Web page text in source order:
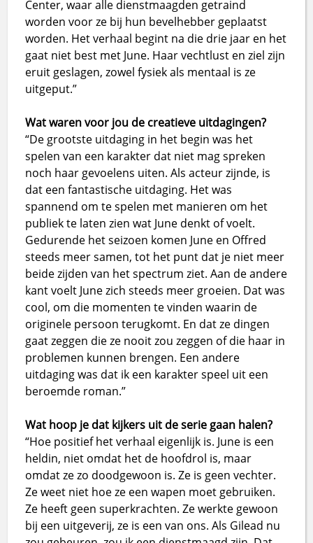
Center, waar alle dienstmaagden getraind
worden voor ze bij hun bevelhebber geplaatst
worden. Het verhaal begint na die drie jaar en het
gaat niet best met June. Haar vechtlust en ziel zijn
eruit geslagen, zowel fysiek als mentaal is ze
uitgeput.”
Wat waren voor jou de creatieve uitdagingen?
“De grootste uitdaging in het begin was het
spelen van een karakter dat niet mag spreken
noch haar gevoelens uiten. Als acteur zijnde, is
dat een fantastische uitdaging. Het was
spannend om te spelen met manieren om het
publiek te laten zien wat June denkt of voelt.
Gedurende het seizoen komen June en Offred
steeds meer samen, tot het punt dat je niet meer
beide zijden van het spectrum ziet. Aan de andere
kant voelt June zich steeds meer groeien. Dat was
cool, om die momenten te vinden waarin de
originele persoon terugkomt. En dat ze dingen
gaat zeggen die ze nooit zou zeggen of die haar in
problemen kunnen brengen. Een andere
uitdaging was dat ik een karakter speel uit een
beroemde roman.”
Wat hoop je dat kijkers uit de serie gaan halen?
“Hoe positief het verhaal eigenlijk is. June is een
heldin, niet omdat het de hoofdrol is, maar
omdat ze zo doodgewoon is. Ze is geen vechter.
Ze weet niet hoe ze een wapen moet gebruiken.
Ze heeft geen superkrachten. Ze werkte gewoon
bij een uitgeverij, ze is een van ons. Als Gilead nu